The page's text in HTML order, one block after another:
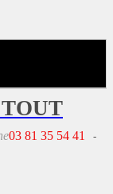
03 81 35 54 41
-